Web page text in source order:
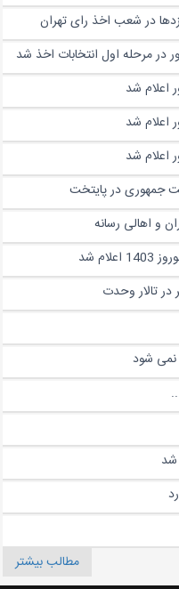
و اهالی رسانه
شد
تالار وحدت
شود
مطالب بیشتر